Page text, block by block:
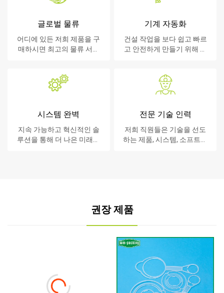
글로벌 물류
어디에 있든 저희 제품을 구
매하시면 최고의 물류 서비
기계 자동화
건설 작업을 보다 쉽고 빠르
고 안전하게 만들기 위해 노
시스템 완벽
지속 가능하고 혁신적인 솔
루션을 통해 더 나은 미래를
전문 기술 인력
저희 직원들은 기술을 선도
하는 제품, 시스템, 소프트웨
권장 제품